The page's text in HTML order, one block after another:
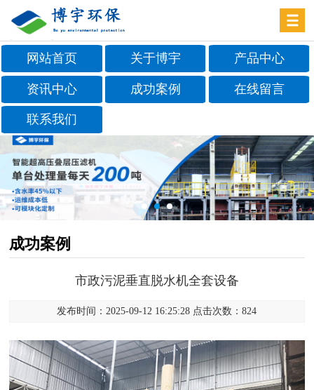
网站首页 关于博宇 产品中心
资讯中心 成功案例 在线留言
联系我们
成功案例
市政污泥垂直脱水机全套设备
发布时间：2025-09-12 16:25:28 点击次数：824